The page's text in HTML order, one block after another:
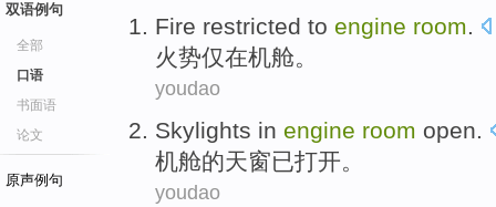
双语例句
全部
口语
书面语
论文
原声例句
Fire restricted to engine room.
火势仅在机舱。
youdao
Skylights in engine room open.
机舱的天窗已打开。
youdao